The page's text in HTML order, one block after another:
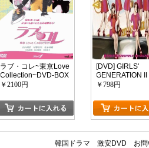
ラブ・コレ~東京Love
Collection~DVD-BOX
￥2100円
[DVD] GIRLS'
GENERATION II
~Girls & Peace~
￥798円
韓国ドラマ 激安DVD
お